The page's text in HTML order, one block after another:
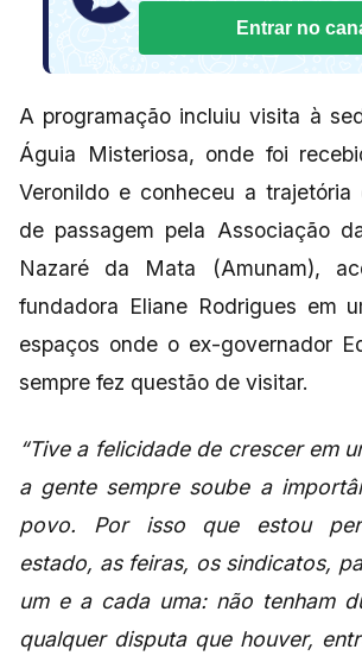
Entrar no
A programação incluiu visita à
Águia Misteriosa, onde foi
Veronildo e conheceu a trajetória
de passagem pela Associação
Nazaré da Mata (Amunam),
fundadora Eliane Rodrigues em
espaços onde o ex-governador
sempre fez questão de visitar.
“Tive a felicidade de crescer em
a gente sempre soube a
povo. Por isso que estou
estado, as feiras, os sindicatos,
um e a cada uma: não tenham
qualquer disputa que houver,